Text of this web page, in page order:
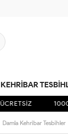
KEHRIBAR
1000
Damla Kehribar Tesbihler